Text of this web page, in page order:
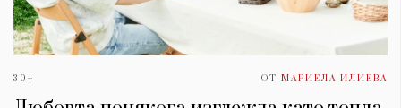
30+ ОТ МАРИЕЛА ИЛИЕВА